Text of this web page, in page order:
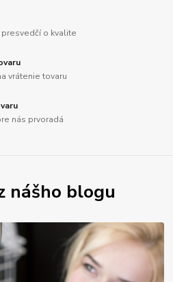
presvedčí o kvalite
vrátenie tovaru
nás prvoradá
nášho blogu